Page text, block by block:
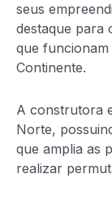
seus
destaque para
que
Continente.
A construtora
Norte,
que amplia as
realizar